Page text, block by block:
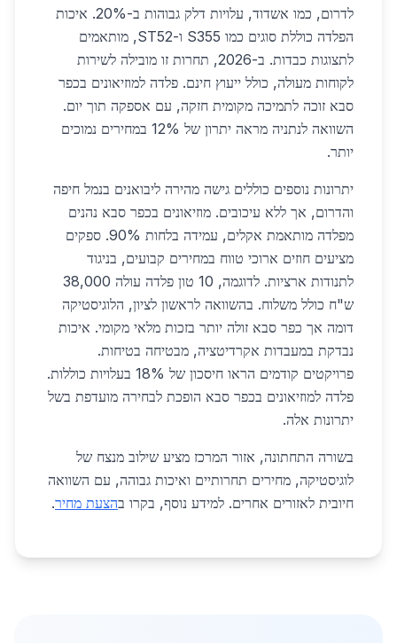
לדרום, כמו אשדוד, עלויות דלק גבוהות ב-20%. איכות
הפלדה כוללת סוגים כמו S355 ו-ST52, מותאמים
לתצוגות כבדות. ב-2026, תחרות זו מובילה לשירות
לקוחות מעולה, כולל ייעוץ חינם. פלדה למוזיאונים בכפר
סבא זוכה לתמיכה מקומית חזקה, עם אספקה תוך יום.
השוואה לנתניה מראה יתרון של 12% במחירים נמוכים
יותר.
יתרונות נוספים כוללים גישה מהירה ליבואנים בנמל חיפה
והדרום, אך ללא עיכובים. מוזיאונים בכפר סבא נהנים
מפלדה מותאמת אקלים, עמידה בלחות 90%. ספקים
מציעים חוזים ארוכי טווח במחירים קבועים, בניגוד
לתנודות ארציות. לדוגמה, 10 טון פלדה עולה 38,000
ש"ח כולל משלוח. בהשוואה לראשון לציון, הלוגיסטיקה
דומה אך כפר סבא זולה יותר בזכות מלאי מקומי. איכות
נבדקת במעבדות אקרדיטציה, מבטיחה בטיחות.
פרויקטים קודמים הראו חיסכון של 18% בעלויות כוללות.
פלדה למוזיאונים בכפר סבא הופכת לבחירה מועדפת בשל
יתרונות אלה.
בשורה התחתונה, אזור המרכז מציע שילוב מנצח של
לוגיסטיקה, מחירים תחרותיים ואיכות גבוהה, עם השוואה
חיובית לאזורים אחרים. למידע נוסף, בקרו בהצעת מחיר.